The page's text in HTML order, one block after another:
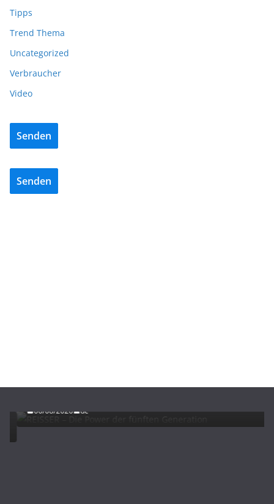
Tipps
Trend Thema
Uncategorized
Verbraucher
Video
Senden
Senden
REISSER – Die Power der fünften Generation
06/08/2026 dc